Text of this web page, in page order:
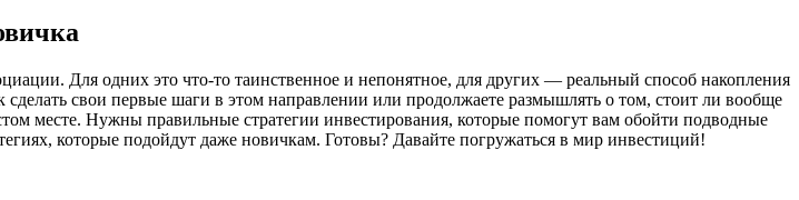
Для одних это что-то таинственное и непонятное, для других — реальный способ накопления
свои первые шаги в этом направлении или продолжаете размышлять о том, стоит ли вообще
месте. Нужны правильные стратегии инвестирования, которые помогут вам обойти подводные
которые подойдут даже новичкам. Готовы? Давайте погружаться в мир инвестиций!